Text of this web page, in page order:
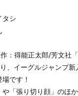
タシ
作：得能正太郎/芳文社
、イーグルジャンプ
です！
「張り切り顔」のほ